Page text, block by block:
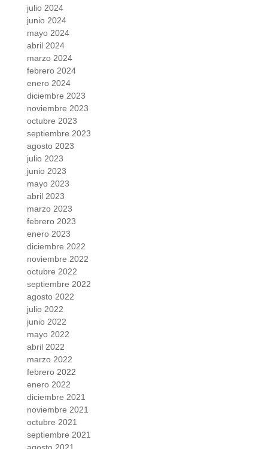
julio 2024
junio 2024
mayo 2024
abril 2024
marzo 2024
febrero 2024
enero 2024
diciembre 2023
noviembre 2023
octubre 2023
septiembre 2023
agosto 2023
julio 2023
junio 2023
mayo 2023
abril 2023
marzo 2023
febrero 2023
enero 2023
diciembre 2022
noviembre 2022
octubre 2022
septiembre 2022
agosto 2022
julio 2022
junio 2022
mayo 2022
abril 2022
marzo 2022
febrero 2022
enero 2022
diciembre 2021
noviembre 2021
octubre 2021
septiembre 2021